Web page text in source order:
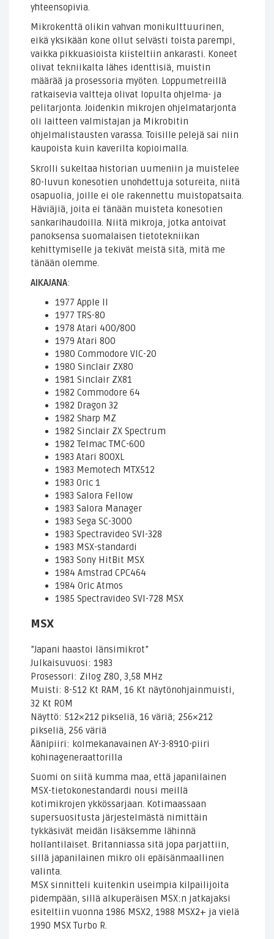
yhteensopivia.
Mikrokenttä olikin vahvan monikulttuurinen,
eikä yksikään kone ollut selvästi toista parempi,
vaikka pikkuasioista kiisteltiin ankarasti. Koneet
olivat tekniikalta lähes identtisiä, muistin
määrää ja prosessoria myöten. Loppumetreillä
ratkaisevia valtteja olivat lopulta ohjelma- ja
pelitarjonta. Joidenkin mikrojen ohjelmatarjonta
oli laitteen valmistajan ja Mikrobitin
ohjelmalistausten varassa. Toisille pelejä sai niin
kaupoista kuin kaverilta kopioimalla.
Skrolli sukeltaa historian uumeniin ja muistelee
80-luvun konesotien unohdettuja sotureita, niitä
osapuolia, joille ei ole rakennettu muistopatsaita.
Häviäjiä, joita ei tänään muisteta konesotien
sankarihaudoilla. Niitä mikroja, jotka antoivat
panoksensa suomalaisen tietotekniikan
kehittymiselle ja tekivät meistä sitä, mitä me
tänään olemme.
AIKAJANA:
1977 Apple II
1977 TRS-80
1978 Atari 400/800
1979 Atari 800
1980 Commodore VIC-20
1980 Sinclair ZX80
1981 Sinclair ZX81
1982 Commodore 64
1982 Dragon 32
1982 Sharp MZ
1982 Sinclair ZX Spectrum
1982 Telmac TMC-600
1983 Atari 800XL
1983 Memotech MTX512
1983 Oric 1
1983 Salora Fellow
1983 Salora Manager
1983 Sega SC-3000
1983 Spectravideo SVI-328
1983 MSX-standardi
1983 Sony HitBit MSX
1984 Amstrad CPC464
1984 Oric Atmos
1985 Spectravideo SVI-728 MSX
MSX
”Japani haastoi länsimikrot”
Julkaisuvuosi: 1983
Prosessori: Zilog Z80, 3,58 MHz
Muisti: 8-512 Kt RAM, 16 Kt näytönohjainmuisti,
32 Kt ROM
Näyttö: 512×212 pikseliä, 16 väriä; 256×212
pikseliä, 256 väriä
Äänipiiri: kolmekanavainen AY-3-8910-piiri
kohinageneraattorilla
Suomi on siitä kumma maa, että japanilainen
MSX-tietokonestandardi nousi meillä
kotimikrojen ykkössarjaan. Kotimaassaan
supersuositusta järjestelmästä nimittäin
tykkäsivät meidän lisäksemme lähinnä
hollantilaiset. Britanniassa sitä jopa parjattiin,
sillä japanilainen mikro oli epäisänmaallinen
valinta.
MSX sinnitteli kuitenkin useimpia kilpailijoita
pidempään, sillä alkuperäisen MSX:n jatkajaksi
esiteltiin vuonna 1986 MSX2, 1988 MSX2+ ja vielä
1990 MSX Turbo R.